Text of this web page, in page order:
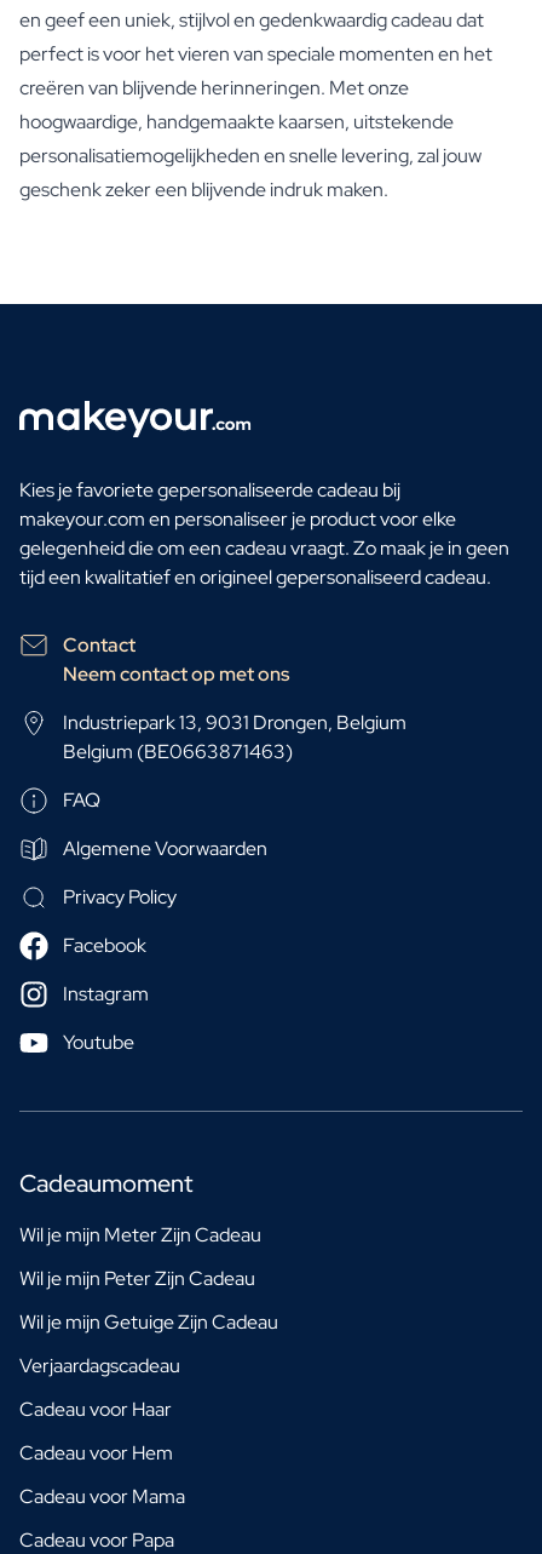
en geef een uniek, stijlvol en gedenkwaardig cadeau dat
perfect is voor het vieren van speciale momenten en het
creëren van blijvende herinneringen. Met onze
hoogwaardige, handgemaakte kaarsen, uitstekende
personalisatiemogelijkheden en snelle levering, zal jouw
geschenk zeker een blijvende indruk maken.
Kies je favoriete gepersonaliseerde cadeau bij
makeyour.com en personaliseer je product voor elke
gelegenheid die om een cadeau vraagt. Zo maak je in geen
tijd een kwalitatief en origineel gepersonaliseerd cadeau.
Contact
Neem contact op met ons
Industriepark 13, 9031 Drongen, Belgium
Belgium (BE0663871463)
FAQ
Algemene Voorwaarden
Privacy Policy
Facebook
Instagram
Youtube
Cadeaumoment
Wil je mijn Meter Zijn Cadeau
Wil je mijn Peter Zijn Cadeau
Wil je mijn Getuige Zijn Cadeau
Verjaardagscadeau
Cadeau voor Haar
Cadeau voor Hem
Cadeau voor Mama
Cadeau voor Papa